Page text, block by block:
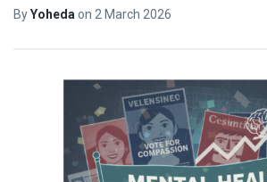
ByYohedaon 2 March 2026